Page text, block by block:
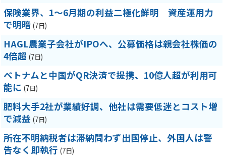
保険業界、1～6月期の利益二極化鮮明 資産運用力
で明暗 (7日)
HAGL農業子会社がIPOへ、公募価格は親会社株価の
4倍超 (7日)
ベトナムと中国がQR決済で提携、10億人超が利用可
能に (7日)
肥料大手2社が業績好調、他社は需要低迷とコスト増
で減益 (7日)
所在不明納税者は滞納問わず出国停止、外国人は警
告なく即執行 (7日)